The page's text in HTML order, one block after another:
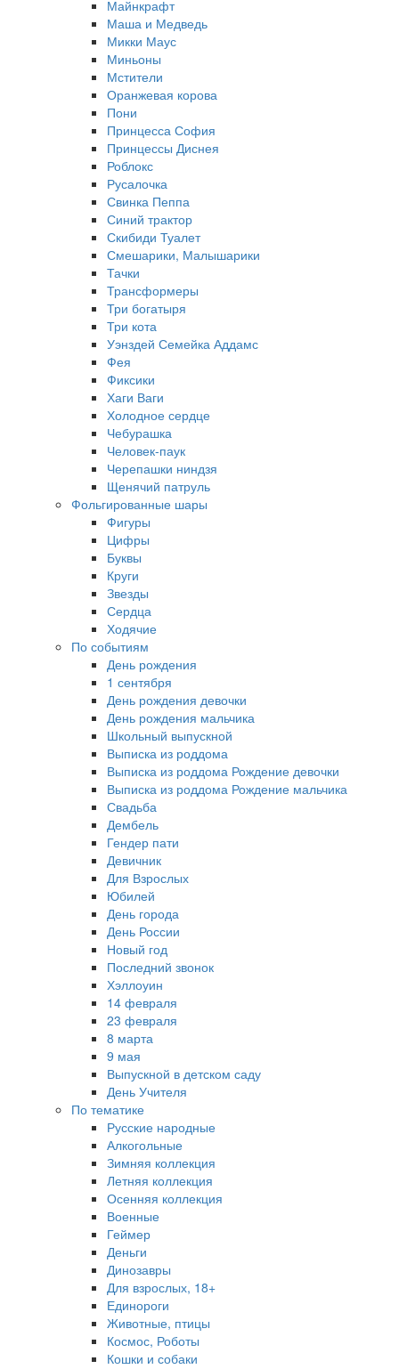
Майнкрафт
Маша и Медведь
Микки Маус
Миньоны
Мстители
Оранжевая корова
Пони
Принцесса София
Принцессы Диснея
Роблокс
Русалочка
Свинка Пеппа
Синий трактор
Скибиди Туалет
Смешарики, Малышарики
Тачки
Трансформеры
Три богатыря
Три кота
Уэнздей Семейка Аддамс
Фея
Фиксики
Хаги Ваги
Холодное сердце
Чебурашка
Человек-паук
Черепашки ниндзя
Щенячий патруль
Фольгированные шары
Фигуры
Цифры
Буквы
Круги
Звезды
Сердца
Ходячие
По событиям
День рождения
1 сентября
День рождения девочки
День рождения мальчика
Школьный выпускной
Выписка из роддома
Выписка из роддома Рождение девочки
Выписка из роддома Рождение мальчика
Свадьба
Дембель
Гендер пати
Девичник
Для Взрослых
Юбилей
День города
День России
Новый год
Последний звонок
Хэллоуин
14 февраля
23 февраля
8 марта
9 мая
Выпускной в детском саду
День Учителя
По тематике
Русские народные
Алкогольные
Зимняя коллекция
Летняя коллекция
Осенняя коллекция
Военные
Геймер
Деньги
Динозавры
Для взрослых, 18+
Единороги
Животные, птицы
Космос, Роботы
Кошки и собаки